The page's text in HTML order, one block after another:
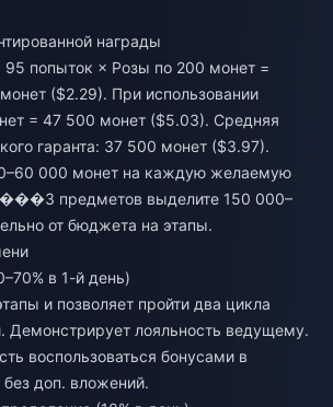
награды
95 попыток × Розы по 200 монет =
($2.29). При использовании
= 47 500 монет ($5.03). Средняя
гаранта: 37 500 монет ($3.97).
000 монет на каждую желаемую
предметов выделите 150 000–
от бюджета на этапы.
в 1-й день)
и позволяет пройти два цикла
Демонстрирует лояльность ведущему.
воспользоваться бонусами в
доп. вложений.